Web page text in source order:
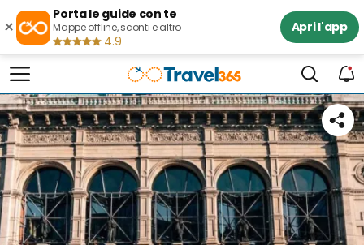
×
Porta le guide con te
Mappe offline, sconti e altro
4.9
Apri l'app